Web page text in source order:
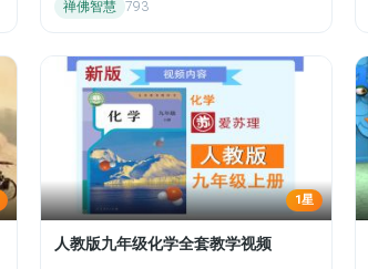
禅佛智慧 793
1星
人教版九年级化学全套教学视频